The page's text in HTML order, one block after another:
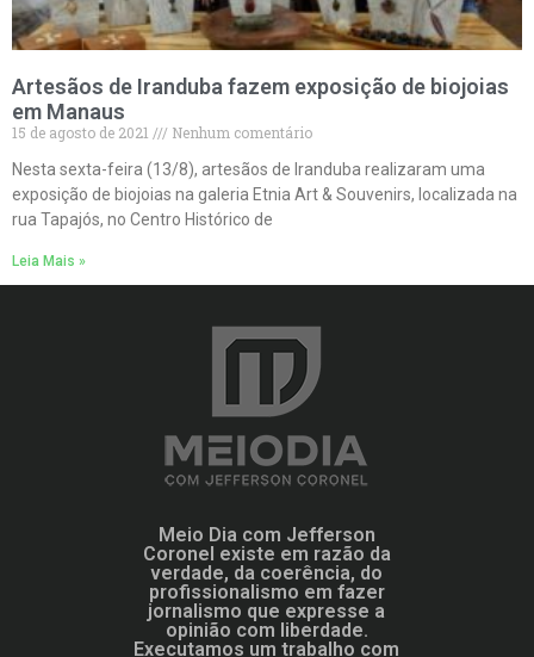
Artesãos de Iranduba fazem exposição de biojoias
em Manaus
15 de agosto de 2021
Nenhum comentário
Nesta sexta-feira (13/8), artesãos de Iranduba realizaram uma
exposição de biojoias na galeria Etnia Art & Souvenirs, localizada na
rua Tapajós, no Centro Histórico de
Leia Mais »
Meio Dia com Jefferson
Coronel existe em razão da
verdade, da coerência, do
profissionalismo em fazer
jornalismo que expresse a
opinião com liberdade.
Executamos um trabalho com